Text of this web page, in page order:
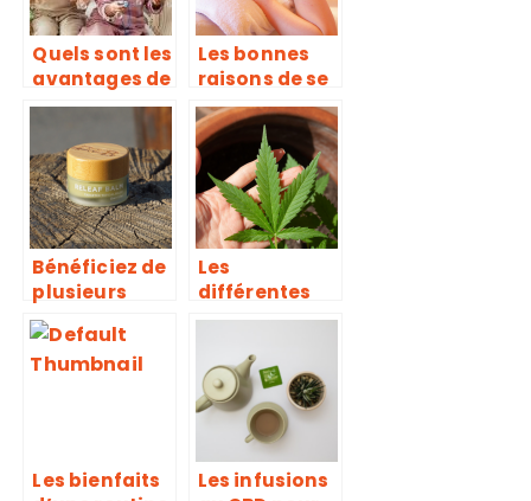
Quels sont les
avantages de
la bulle
Les bonnes
raisons de se
rendre dans
un centre de
bien-être ou
spa
Bénéficiez de
plusieurs
bienfaits
offerts par
cette
Les
différentes
variétés de
marché
Les bienfaits
Les infusions